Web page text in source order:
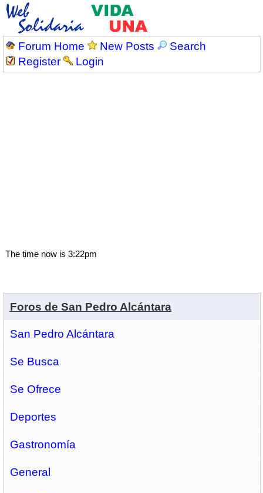
Forum Home New Posts
Search
Register
Login
The time now is 3:22pm
Foros de San Pedro Alcántara
San Pedro Alcántara
Se Busca
Se Ofrece
Deportes
Gastronomí­a
General